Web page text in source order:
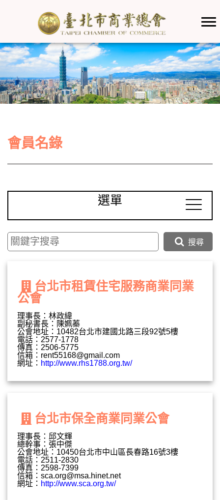
會員名錄
選單
搜尋
台北市租賃住宅服務商業同業
公會
理事長：林政緯
副秘書長：陳姵蓁
公會地址：10482台北市建國北路三段92號5樓
電話：2577-1778
傳真：2506-5775
信箱： rent55168@gmail.com
網址： http://www.rhs1788.org.tw/
台北市保全商業同業公會
理事長：邱文輝
總幹事：張中傑
公會地址：10450台北市中山區長春路16號3樓
電話：2511-2830
傳真：2598-7399
信箱： sca.org@msa.hinet.net
網址： http://www.sca.org.tw/